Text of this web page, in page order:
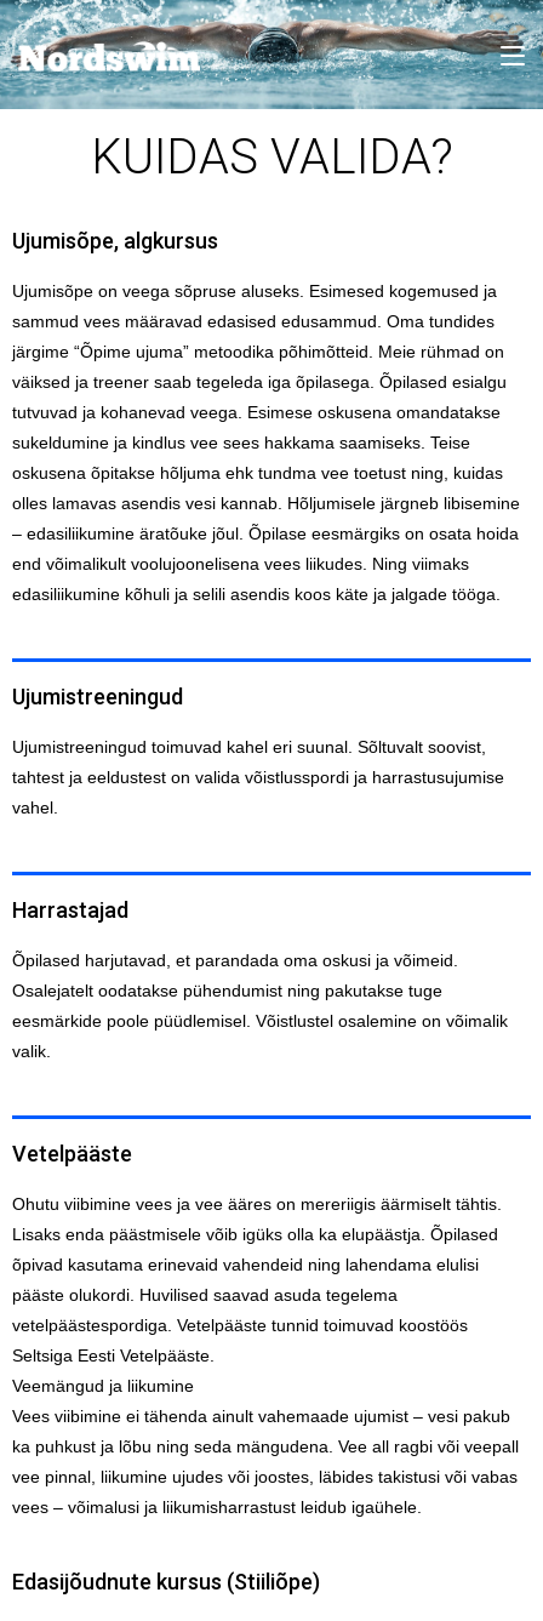
KUIDAS VALIDA?
Ujumisõpe, algkursus
Ujumisõpe on veega sõpruse aluseks. Esimesed kogemused ja
sammud vees määravad edasised edusammud. Oma tundides
järgime “Õpime ujuma” metoodika põhimõtteid. Meie rühmad on
väiksed ja treener saab tegeleda iga õpilasega. Õpilased esialgu
tutvuvad ja kohanevad veega. Esimese oskusena omandatakse
sukeldumine ja kindlus vee sees hakkama saamiseks. Teise
oskusena õpitakse hõljuma ehk tundma vee toetust ning, kuidas
olles lamavas asendis vesi kannab. Hõljumisele järgneb libisemine
– edasiliikumine äratõuke jõul. Õpilase eesmärgiks on osata hoida
end võimalikult voolujoonelisena vees liikudes. Ning viimaks
edasiliikumine kõhuli ja selili asendis koos käte ja jalgade tööga.
Ujumistreeningud
Ujumistreeningud toimuvad kahel eri suunal. Sõltuvalt soovist,
tahtest ja eeldustest on valida võistlusspordi ja harrastusujumise
vahel.
Harrastajad
Õpilased harjutavad, et parandada oma oskusi ja võimeid.
Osalejatelt oodatakse pühendumist ning pakutakse tuge
eesmärkide poole püüdlemisel. Võistlustel osalemine on võimalik
valik.
Vetelpääste
Ohutu viibimine vees ja vee ääres on mereriigis äärmiselt tähtis.
Lisaks enda päästmisele võib igüks olla ka elupäästja. Õpilased
õpivad kasutama erinevaid vahendeid ning lahendama elulisi
pääste olukordi. Huvilised saavad asuda tegelema
vetelpäästespordiga. Vetelpääste tunnid toimuvad koostöös
Seltsiga Eesti Vetelpääste.
Veemängud ja liikumine
Vees viibimine ei tähenda ainult vahemaade ujumist – vesi pakub
ka puhkust ja lõbu ning seda mängudena. Vee all ragbi või veepall
vee pinnal, liikumine ujudes või joostes, läbides takistusi või vabas
vees – võimalusi ja liikumisharrastust leidub igaühele.
Edasijõudnute kursus (Stiiliõpe)